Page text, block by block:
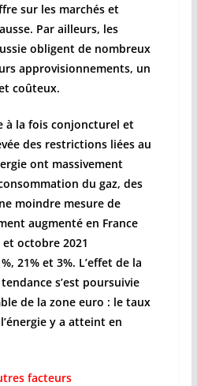
sur les marchés et
Par ailleurs, les
obligent de nombreux
approvisionnements, un
coûteux.
à la fois conjoncturel et
des restrictions liées au
ont massivement
du gaz, des
moindre mesure de
augmenté en France
octobre 2021
21% et 3%. L’effet de la
s’est poursuivie
de la zone euro : le taux
y a atteint en
facteurs